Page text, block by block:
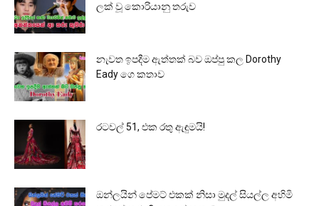
ලක් වූ කොරියානු තරුව
නැවත ඉපදීම ඇත්තක් බව ඔප්පු කල Dorothy
Eady ගෙ කතාව
රටවල් 51, එක රතු ඇඳුමයි!
ඔන්ලයින් පේමට් එකක් නිසා මුදල් සියල්ල අහිමි